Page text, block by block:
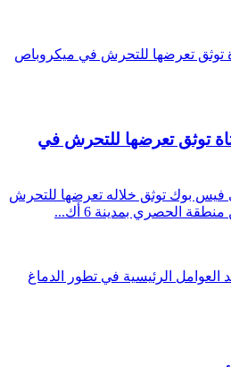
توثق تعرضها للتحرش في
بوك توثق خلاله تعرضها للتحرش
الحصري بمدينة 6 أك...